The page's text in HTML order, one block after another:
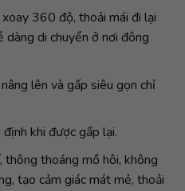
xoay 360 độ, thoải mái đi lại
di chuyển ở nơi đông
lên và gấp siêu gọn chỉ
khi được gấp lại.
thông thoáng mồ hôi, không
tạo cảm giác mát mẻ, thoải